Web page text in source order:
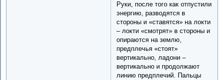
Руки, после того как отпустили
энергию, разводятся в
стороны и «ставятся» на локти
– локти «смотрят» в стороны и
опираются на землю,
предплечья «стоят»
вертикально, ладони –
вертикально и продолжают
линию предплечий. Пальцы